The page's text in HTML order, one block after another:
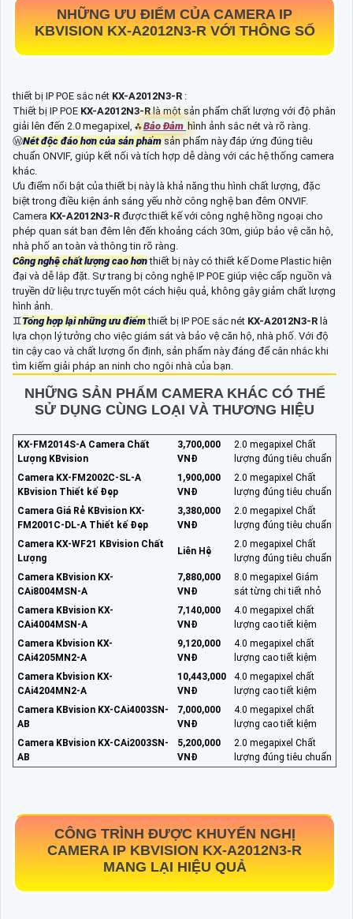
NHỮNG ƯU ĐIỂM CỦA CAMERA IP
KBVISION KX-A2012N3-R VỚI THÔNG SỐ
thiết bị IP POE sắc nét KX-A2012N3-R :
Thiết bị IP POE KX-A2012N3-Rlà một sản phẩm chất lượng với độ phân
giải lên đến 2.0 megapixel, ⁂Bảo Đảm hình ảnh sắc nét và rõ ràng.
ⓌNét độc đáo hơn của sản phẩmsản phẩm này đáp ứng đúng tiêu
chuẩn ONVIF, giúp kết nối và tích hợp dễ dàng với các hệ thống camera
khác.
Ưu điểm nổi bật của thiết bị này là khả năng thu hình chất lượng, đặc
biệt trong điều kiện ánh sáng yếu nhờ công nghệ ban đêm ONVIF.
Camera KX-A2012N3-R được thiết kế với công nghệ hồng ngoại cho
phép quan sát ban đêm lên đến khoảng cách 30m, giúp bảo vệ căn hộ,
nhà phố an toàn và thông tin rõ ràng.
Công nghệ chất lượng cao hơnthiết bị này có thiết kế Dome Plastic hiện
đại và dễ lắp đặt. Sự trang bị công nghệ IP POE giúp việc cấp nguồn và
truyền dữ liệu trực tuyến một cách hiệu quả, không gây giảm chất lượng
hình ảnh.
♊Tổng hợp lại những ưu điểmthiết bị IP POE sắc nét KX-A2012N3-R là
lựa chọn lý tưởng cho việc giám sát và bảo vệ căn hộ, nhà phố. Với độ
tin cậy cao và chất lượng ổn định, sản phẩm này đáng để cân nhắc khi
tìm kiếm giải pháp an ninh cho ngôi nhà của bạn.
NHỮNG SẢN PHẨM CAMERA KHÁC CÓ THỂ
SỬ DỤNG CÙNG LOẠI VÀ THƯƠNG HIỆU
KX-FM2014S-A Camera Chất
Lượng KBvision
3,700,000
VNĐ
2.0 megapixel Chất
lượng đúng tiêu chuẩn
Camera KX-FM2002C-SL-A
KBvision Thiết kế Đẹp
1,900,000
VNĐ
2.0 megapixel Chất
lượng đúng tiêu chuẩn
Camera Giá Rẻ KBvision KX-
FM2001C-DL-A Thiết kế Đẹp
3,380,000
VNĐ
2.0 megapixel Chất
lượng đúng tiêu chuẩn
Camera KX-WF21 KBvision Chất
Lượng
Liên Hệ
2.0 megapixel Chất
lượng đúng tiêu chuẩn
Camera KBvision KX-
CAi8004MSN-A
7,880,000
VNĐ
8.0 megapixel Giám
sát từng chi tiết nhỏ
Camera KBvision KX-
CAi4004MSN-A
7,140,000
VNĐ
4.0 megapixel chất
lượng cao tiết kiệm
Camera Kbvision KX-
CAi4205MN2-A
9,120,000
VNĐ
4.0 megapixel chất
lượng cao tiết kiệm
Camera Kbvision KX-
CAi4204MN2-A
10,443,000
VNĐ
4.0 megapixel chất
lượng cao tiết kiệm
Camera KBvision KX-CAi4003SN-
AB
7,000,000
VNĐ
4.0 megapixel chất
lượng cao tiết kiệm
Camera KBvision KX-CAi2003SN-
AB
5,200,000
VNĐ
2.0 megapixel Chất
lượng đúng tiêu chuẩn
CÔNG TRÌNH ĐƯỢC KHUYẾN NGHỊ
CAMERA IP KBVISION KX-A2012N3-R
MANG LẠI HIỆU QUẢ